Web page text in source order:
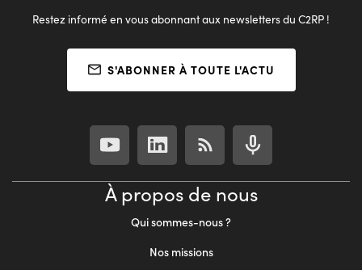
Restez informé en vous abonnant aux newsletters du C2RP !
S'ABONNER À TOUTE L'ACTU
À propos de nous
Qui sommes-nous ?
Nos missions